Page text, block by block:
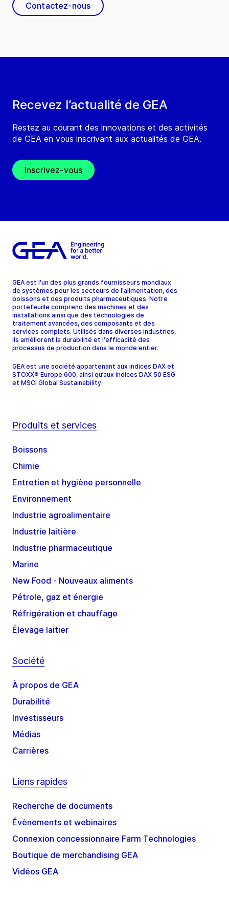
Recevez l’actualité de GEA
Restez au courant des innovations et des activités
de GEA en vous inscrivant aux actualités de GEA.
Inscrivez-vous
Contactez-nous
GEA est l'un des plus grands fournisseurs mondiaux
de systèmes pour les secteurs de l'alimentation, des
boissons et des produits pharmaceutiques. Notre
portefeuille comprend des machines et des
installations ainsi que des technologies de
traitement avancées, des composants et des
services complets. Utilisés dans diverses industries,
ils améliorent la durabilité et l'efficacité des
processus de production dans le monde entier.
GEA est une société appartenant aux indices DAX et
STOXX® Europe 600, ainsi qu’aux indices DAX 50 ESG
et MSCI Global Sustainability.
Produits et services
Boissons
Chimie
Entretien et hygiène personnelle
Environnement
Industrie agroalimentaire
Industrie laitière
Industrie pharmaceutique
Marine
New Food - Nouveaux aliments
Pétrole, gaz et énergie
Réfrigération et chauffage
Élevage laitier
Société
À propos de GEA
Durabilité
Investisseurs
Médias
Carrières
Liens rapides
Recherche de documents
Évènements et webinaires
Connexion concessionnaire Farm Technologies
Boutique de merchandising GEA
Vidéos GEA